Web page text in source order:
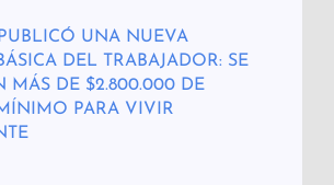
UNA NUEVA
DEL TRABAJADOR: SE
MÁS DE $2.800.000 DE
PARA VIVIR